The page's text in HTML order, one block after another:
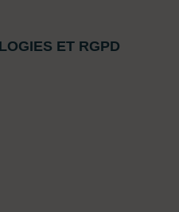
ET RGPD